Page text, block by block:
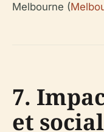
Melbourne (
7.
et social